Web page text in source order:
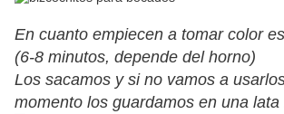
En cuanto empiecen a tomar color
(6-8 minutos, depende del horno)
Los sacamos y si no vamos a
momento los guardamos en una lata